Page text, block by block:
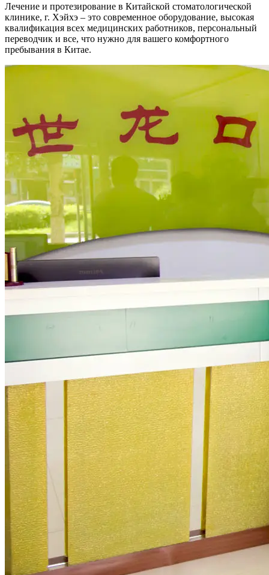
Лечение и протезирование в Китайской стоматологической
клинике, г. Хэйхэ – это современное оборудование, высокая
квалификация всех медицинских работников, персональный
переводчик и все, что нужно для вашего комфортного
пребывания в Китае.